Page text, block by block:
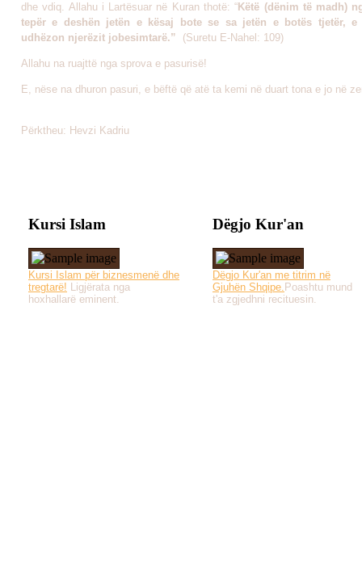
dhe vdiq. Allahu i Lartësuar në Kuran thotë: “ Këtë (dënim të madh)
tepër e deshën jetën e kësaj bote se sa jetën e botës tjetër, e
udhëzon njerëzit jobesimtarë.” (Suretu E-Nahel: 109)
Allahu na ruajttë nga sprova e pasurisë!
E, nëse na dhuron pasuri, e bëftë që atë ta kemi në duart tona e jo në
Përktheu: Hevzi Kadriu
Kursi Islam
Kursi Islam për biznesmenë dhe
tregtarë! Ligjërata nga
hoxhallarë eminent.
Dëgjo Kur'an
Dëgjo Kur'an me titrim në
Gjuhën Shqipe. Poashtu mund
t'a zgjedhni recituesin.